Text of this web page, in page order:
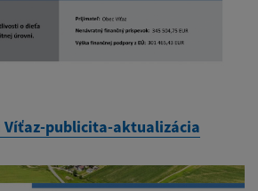
Víťaz-publicita-aktualizácia